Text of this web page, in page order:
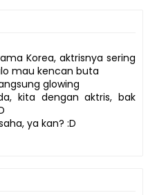
Korea, aktrisnya sering
mau kencan buta
glowing
kita dengan aktris, bak
ya kan? :D